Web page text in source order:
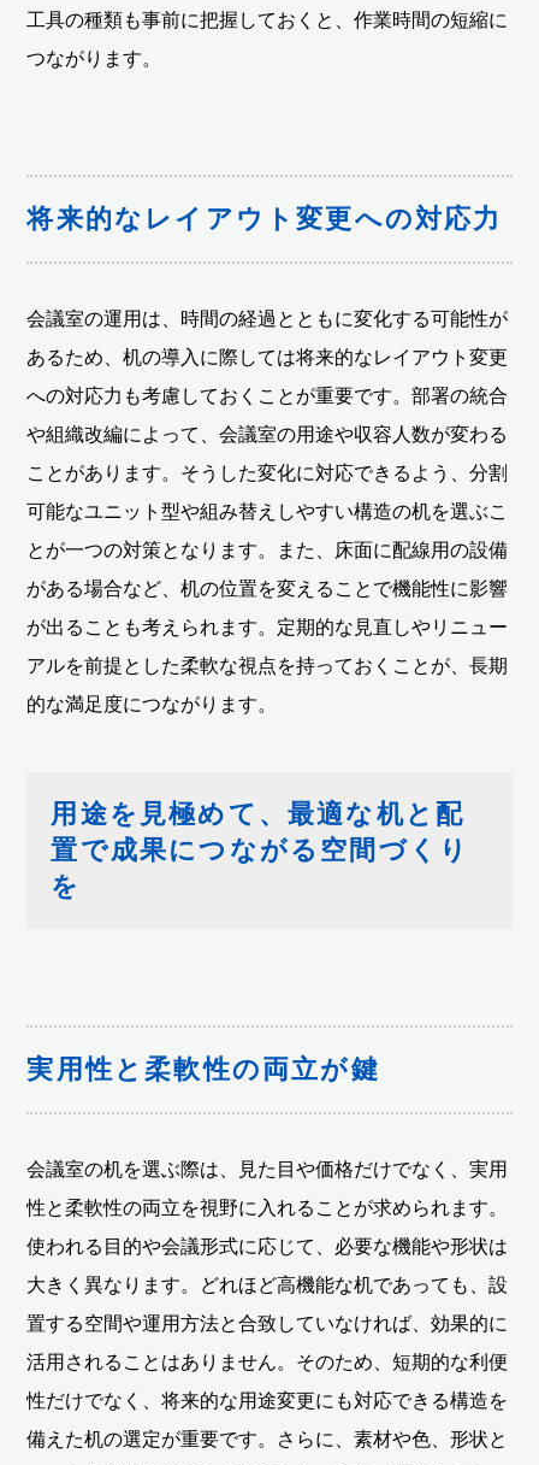
工具の種類も事前に把握しておくと、作業時間の短縮に
つながります。
将来的なレイアウト変更への対応力
会議室の運用は、時間の経過とともに変化する可能性が
あるため、机の導入に際しては将来的なレイアウト変更
への対応力も考慮しておくことが重要です。部署の統合
や組織改編によって、会議室の用途や収容人数が変わる
ことがあります。そうした変化に対応できるよう、分割
可能なユニット型や組み替えしやすい構造の机を選ぶこ
とが一つの対策となります。また、床面に配線用の設備
がある場合など、机の位置を変えることで機能性に影響
が出ることも考えられます。定期的な見直しやリニュー
アルを前提とした柔軟な視点を持っておくことが、長期
的な満足度につながります。
用途を見極めて、最適な机と配
置で成果につながる空間づくり
を
実用性と柔軟性の両立が鍵
会議室の机を選ぶ際は、見た目や価格だけでなく、実用
性と柔軟性の両立を視野に入れることが求められます。
使われる目的や会議形式に応じて、必要な機能や形状は
大きく異なります。どれほど高機能な机であっても、設
置する空間や運用方法と合致していなければ、効果的に
活用されることはありません。そのため、短期的な利便
性だけでなく、将来的な用途変更にも対応できる構造を
備えた机の選定が重要です。さらに、素材や色、形状と